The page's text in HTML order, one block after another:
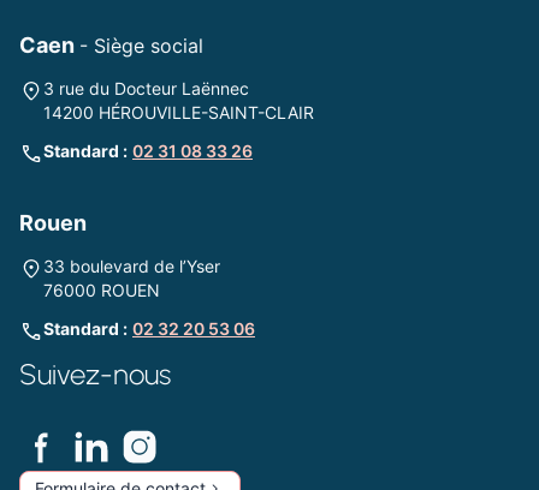
Caen - Siège social
3 rue du Docteur Laënnec
14200 HÉROUVILLE-SAINT-CLAIR
Standard : 02 31 08 33 26
Rouen
33 boulevard de l’Yser
76000 ROUEN
Standard : 02 32 20 53 06
Suivez-nous